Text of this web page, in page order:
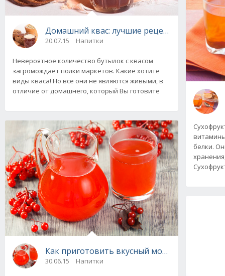
Домашний квас: лучшие рецепты
20.07.15 Напитки
Невероятное количество бутылок с квасом
загромождает полки маркетов. Какие хотите
виды кваса! Но все они не являются живыми, в
отличие от домашнего, который Вы готовите
Как приготовить вкусный морс. Лучшие
30.06.15 Напитки
белки.